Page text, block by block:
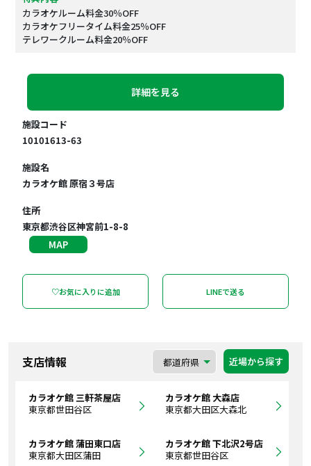
カラオケルーム料金30％OFF
カラオケフリータイム料金25％OFF
テレワークルーム料金20％OFF
詳細を見る
施設コード
10101613-63
施設名
カラオケ館 原宿３号店
住所
東京都渋谷区神宮前1-8-8
MAP
♡お気に入りに追加 LINEで送る
支店情報 近場から探す
カラオケ館 三軒茶屋店
東京都世田谷区
カラオケ館 大森店
東京都大田区大森北
カラオケ館 蒲田東口店
東京都大田区蒲田
カラオケ館 下北沢2号店
東京都世田谷区